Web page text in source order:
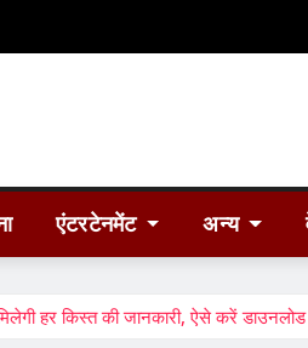
एंटरटेनमेंट अन्य
हर किस्त की जानकारी, ऐसे करें डाउनलोड